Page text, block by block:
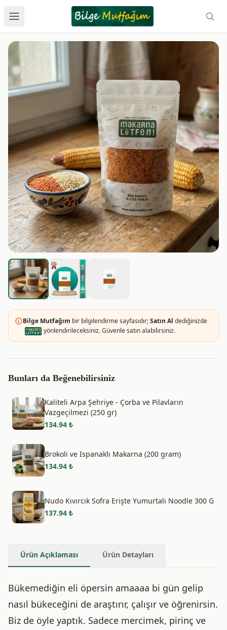
Bilge Mutfağım bir bilgilendirme sayfasıdır;Satın Al dediğinizde
yönlendirileceksiniz. Güvenle satın alabilirsiniz.
Bunları da Beğenebilirsiniz
Kaliteli Arpa Şehriye - Çorba ve Pilavların
Vazgeçilmezi (250 gr)
134.94 ₺
Brokoli ve Ispanaklı Makarna (200 gram)
134.94 ₺
Nudo Kıvırcık Sofra Erişte Yumurtalı Noodle 300 G
137.94 ₺
Ürün Açıklaması Ürün Detayları
Bükemediğin eli öpersin amaaaa bi gün gelip
nasıl bükeceğini de araştırır, çalışır ve öğrenirsin.
Biz de öyle yaptık. Sadece mercimek, pirinç ve